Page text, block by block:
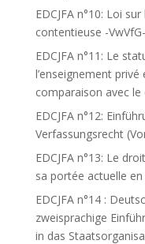
EDCJFA n°10: Loi
contentieuse -VwVfG-
EDCJFA n°11: Le
l’enseignement
comparaison avec
EDCJFA n°12:
Verfassungsrecht
EDCJFA n°13: Le
sa portée actuelle
EDCJFA n°14 :
zweisprachige
in das